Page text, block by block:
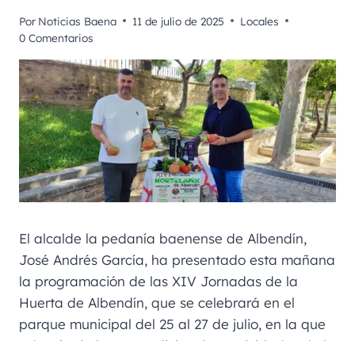
Por Noticias Baena 11 de julio de 2025
Locales
0 Comentarios
El alcalde la pedanía baenense de Albendín,
José Andrés García, ha presentado esta mañana
la programación de las XIV Jornadas de la
Huerta de Albendín, que se celebrará en el
parque municipal del 25 al 27 de julio, en la que